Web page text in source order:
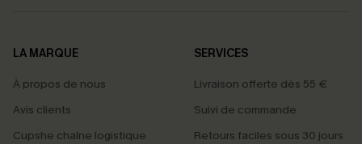
LA MARQUE
À propos de nous
Avis clients
Cupshe chaîne logistique
SERVICES
Livraison offerte dès 55 €
Suivi de commande
Retours faciles sous 30 jours